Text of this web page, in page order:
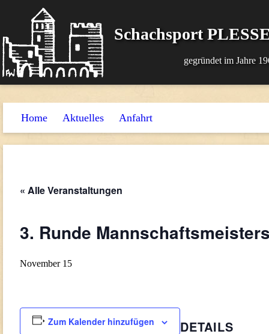
Schachsport
gegründet im Jahre
Home Aktuelles Anfahrt
« Alle Veranstaltungen
3. Runde
November 15
Zum Kalender hinzufügen DETAILS